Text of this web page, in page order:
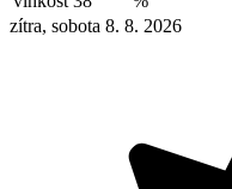
zítra, sobota 8. 8. 2026